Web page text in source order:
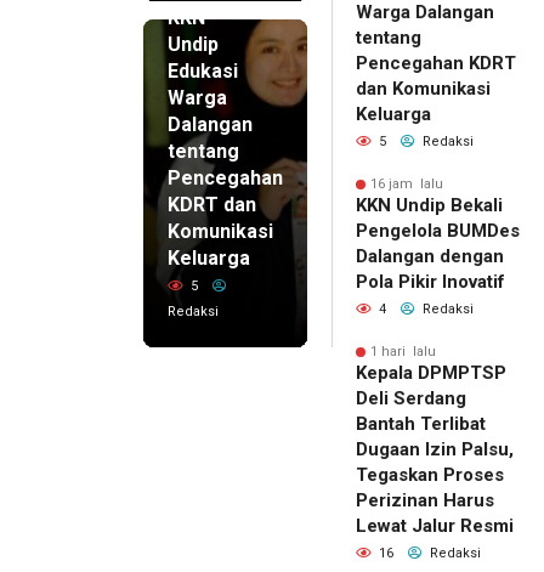
KKN
Undip
Edukasi
Warga
Dalangan
tentang
Pencegahan
KDRT dan
Komunikasi
Keluarga
5
Redaksi
Warga Dalangan
tentang
Pencegahan KDRT
dan Komunikasi
Keluarga
5 Redaksi
16 jam lalu
KKN Undip Bekali
Pengelola BUMDes
Dalangan dengan
Pola Pikir Inovatif
4 Redaksi
1 hari lalu
Kepala DPMPTSP
Deli Serdang
Bantah Terlibat
Dugaan Izin Palsu,
Tegaskan Proses
Perizinan Harus
Lewat Jalur Resmi
16 Redaksi